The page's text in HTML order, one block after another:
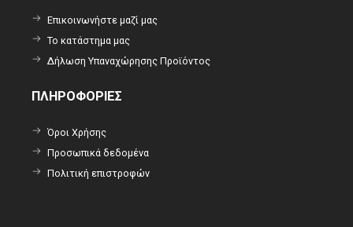
Επικοινωνήστε μαζί μας
Το κατάστημα μας
Δήλωση Υπαναχώρησης Προϊόντος
ΠΛΗΡΟΦΟΡΙΕΣ
Όροι Χρήσης
Προσωπικά δεδομένα
Πολιτική επιστροφών